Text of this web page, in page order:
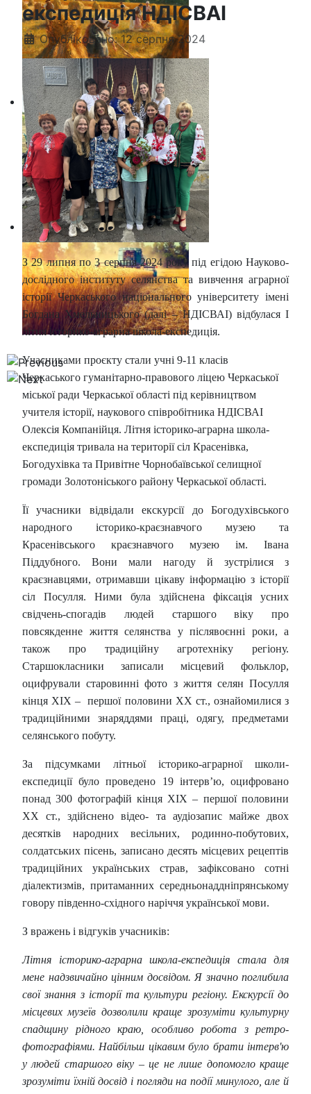
експедиція НДІСВАІ
Опубліковано: 12 серпня 2024
З 29 липня по 3 серпня 2024 року під егідою Науково-
дослідного інституту селянства та вивчення аграрної
історії Черкаського національного університету імені
Богдана Хмельницького (далі – НДІСВАІ) відбулася І
літня історико-аграрна школа-експедиція.
Учасниками проєкту стали учні 9-11 класів
Черкаського гуманітарно-правового ліцею Черкаської
міської ради Черкаської області під керівництвом
учителя історії, наукового співробітника НДІСВАІ
Олексія Компанійця. Літня історико-аграрна школа-
експедиція тривала на території сіл Красенівка,
Богодухівка та Привітне Чорнобаївської селищної
громади Золотоніського району Черкаської області.
Її учасники відвідали екскурсії до Богодухівського
народного історико-краєзнавчого музею та
Красенівського краєзнавчого музею ім. Івана
Піддубного. Вони мали нагоду й зустрілися з
краєзнавцями, отримавши цікаву інформацію з історії
сіл Посулля. Ними була здійснена фіксація усних
свідчень-спогадів людей старшого віку про
повсякденне життя селянства у післявоєнні роки, а
також про традиційну агротехніку регіону.
Старшокласники записали місцевий фольклор,
оцифрували старовинні фото з життя селян Посулля
кінця ХІХ – першої половини ХХ ст., ознайомилися з
традиційними знаряддями праці, одягу, предметами
селянського побуту.
За підсумками літньої історико-аграрної школи-
експедиції було проведено 19 інтерв’ю, оцифровано
понад 300 фотографій кінця ХІХ – першої половини
ХХ ст., здійснено відео- та аудіозапис майже двох
десятків народних весільних, родинно-побутових,
солдатських пісень, записано десять місцевих рецептів
традиційних українських страв, зафіксовано сотні
діалектизмів, притаманних середньонаддніпрянському
говору південно-східного наріччя української мови.
З вражень і відгуків учасників:
Літня історико-аграрна
школа-експедиція стала для
мене надзвичайно цінним досвідом. Я значно поглибила
свої знання з історії та культури регіону. Екскурсії до
місцевих музеїв дозволили краще зрозуміти культурну
спадщину рідного краю, особливо робота з ретро-
фотографіями. Найбільш цікавим було брати інтерв'ю
у людей старшого віку – це не лише допомогло краще
зрозуміти їхній досвід і погляди на події минулого, але й